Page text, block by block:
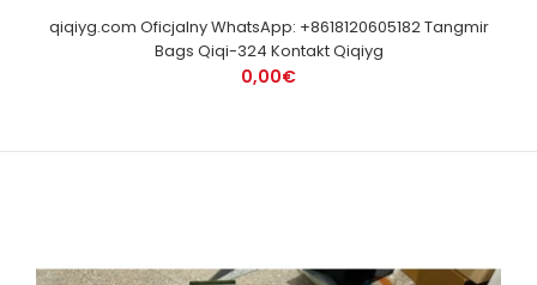
qiqiyg.com Oficjalny WhatsApp: +8618120605182 Tangmir
Bags Qiqi-324 Kontakt Qiqiyg
0,00€